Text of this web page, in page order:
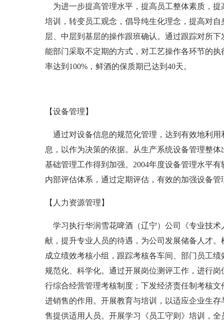
为进一步提高管理水平，提高员工整体素质，提
培训，转变员工观念，倡导纯生化理念，提高对
层、中层到基层的操作跟班确认。通过跟踪对所
能部门采取不定期的方式，对工艺操作各环节的
率达到100%，鲜酒的保质期已达到40天。
【设备管理】
通过对设备信息的规范化管理，达到有效地利用
息，以作为决策的依据。从生产系统设备管理整
基础管理工作得到加强。2004年度设备管理水平
内部评估体系，通过定期评估，有效的加强设备管
【人力资源管理】
学习执行华润雪花啤酒（辽宁）公司《专业技术
献，提升专业人员的待遇，为公司发展储备人才
成立绩效考核小组，跟踪考核各车间、部门员工
规范化、科学化。通过开展岗位测评工作，进行
行综合经营管理考核制度；下发经济责任制考核
进销售的作用。开展教育与培训，以适应企业生
售提供适用人员。开展学习《员工守则》培训，